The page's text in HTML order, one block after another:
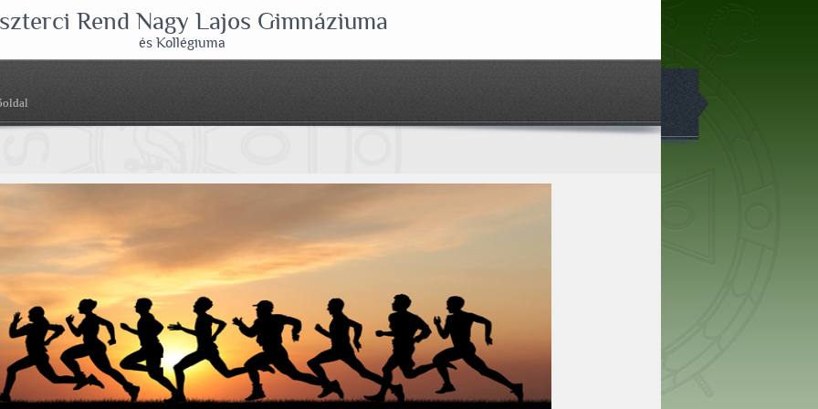
Rend Nagy Lajos Gimnáziuma
és Kollégiuma